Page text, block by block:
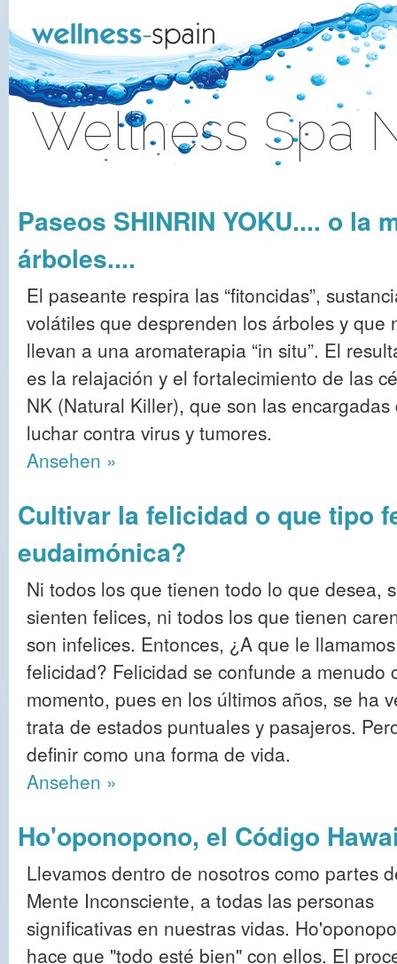
Wellness Spa
Paseos SHINRIN YOKU.... o la
árboles....
El paseante respira las “fitoncidas”,
volátiles que desprenden los árboles y que
llevan a una aromaterapia “in situ”. El
es la relajación y el fortalecimiento de las
NK (Natural Killer), que son las encargadas
luchar contra virus y tumores.
Ansehen »
Cultivar la felicidad o que tipo
eudaimónica?
Ni todos los que tienen todo lo que desea,
sienten felices, ni todos los que tienen
son infelices. Entonces, ¿A que le llamamos
felicidad? Felicidad se confunde a menudo
momento, pues en los últimos años, se ha
trata de estados puntuales y pasajeros.
definir como una forma de vida.
Ansehen »
Ho'oponopono, el Código
Llevamos dentro de nosotros como partes
Mente Inconsciente, a todas las personas
significativas en nuestras vidas.
hace que "todo esté bien" con ellos. El